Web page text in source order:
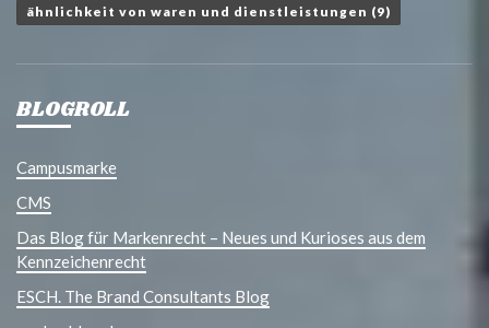
ähnlichkeit von waren und dienstleistungen (9)
BLOGROLL
Campusmarke
CMS
Das Blog für Markenrecht – Neues und Kurioses aus dem
Kennzeichenrecht
ESCH. The Brand Consultants Blog